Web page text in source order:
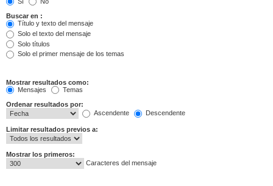
Buscar en :
Título y texto del mensaje
Solo el texto del mensaje
Solo títulos
Solo el primer mensaje de los temas
Mostrar resultados como:
Mensajes
Temas
Ordenar resultados por:
Ascendente
Descendente
Limitar resultados previos a:
Mostrar los primeros:
Caracteres del mensaje